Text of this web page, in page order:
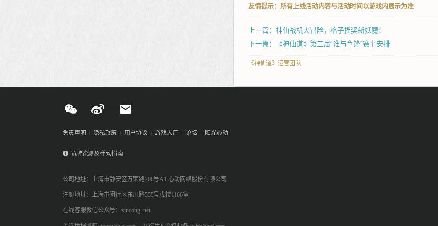
友情提示：所有上线活动内容与活动时间以游戏内展示为准
上一篇：神仙战机大冒险，格子摇奖斩妖魔！
下一篇：《神仙道》第三届“谁与争锋”赛事安排
《神仙道》运营团队
免责声明 隐私政策 用户协议 游戏大厅 论坛 阳光心动
品牌资源及样式指南
公司地址：上海市静安区万荣路700号A1 心动网络股份有限公司
注册地址：上海市闵行区东川路555号戊楼1166室
在线客服微信公众号：xindong_net